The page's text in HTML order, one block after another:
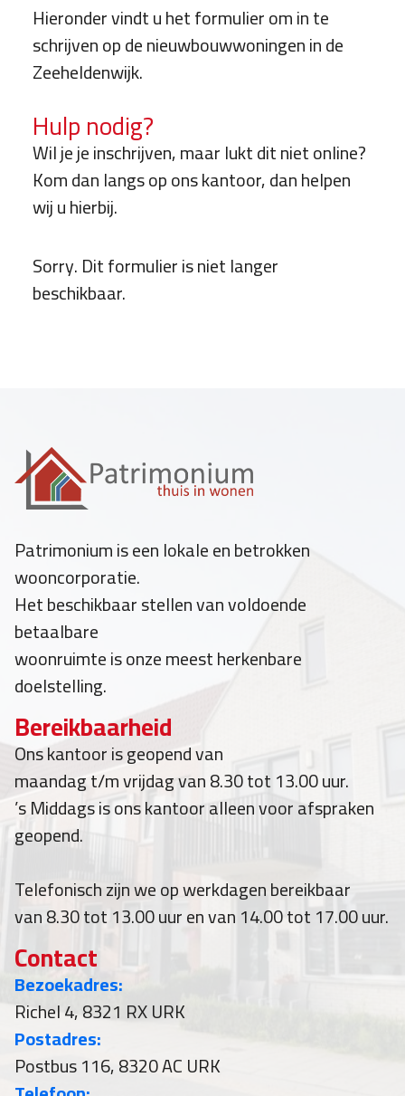
Hieronder vindt u het formulier om in te
schrijven op de nieuwbouwwoningen in de
Zeeheldenwijk.
Hulp nodig?
Wil je je inschrijven, maar lukt dit niet online?
Kom dan langs op ons kantoor, dan helpen
wij u hierbij.
Sorry. Dit formulier is niet langer
beschikbaar.
Patrimonium is een lokale en betrokken
wooncorporatie.
Het beschikbaar stellen van voldoende
betaalbare
woonruimte is onze meest herkenbare
doelstelling.
Bereikbaarheid
Ons kantoor is geopend van
maandag t/m vrijdag van 8.30 tot 13.00 uur.
’s Middags is ons kantoor alleen voor afspraken
geopend.
Telefonisch zijn we op werkdagen bereikbaar
van 8.30 tot 13.00 uur en van 14.00 tot 17.00 uur.
Contact
Bezoekadres:
Richel 4, 8321 RX URK
Postadres:
Postbus 116, 8320 AC URK